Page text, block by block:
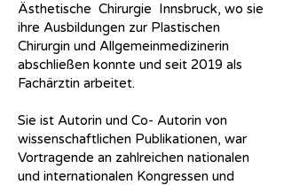
Ästhetische Chirurgie Innsbruck, wo sie
ihre Ausbildungen zur Plastischen
Chirurgin und Allgemeinmedizinerin
abschließen konnte und seit 2019 als
Fachärztin arbeitet.
Sie ist Autorin und Co- Autorin von
wissenschaftlichen Publikationen, war
Vortragende an zahlreichen nationalen
und internationalen Kongressen und